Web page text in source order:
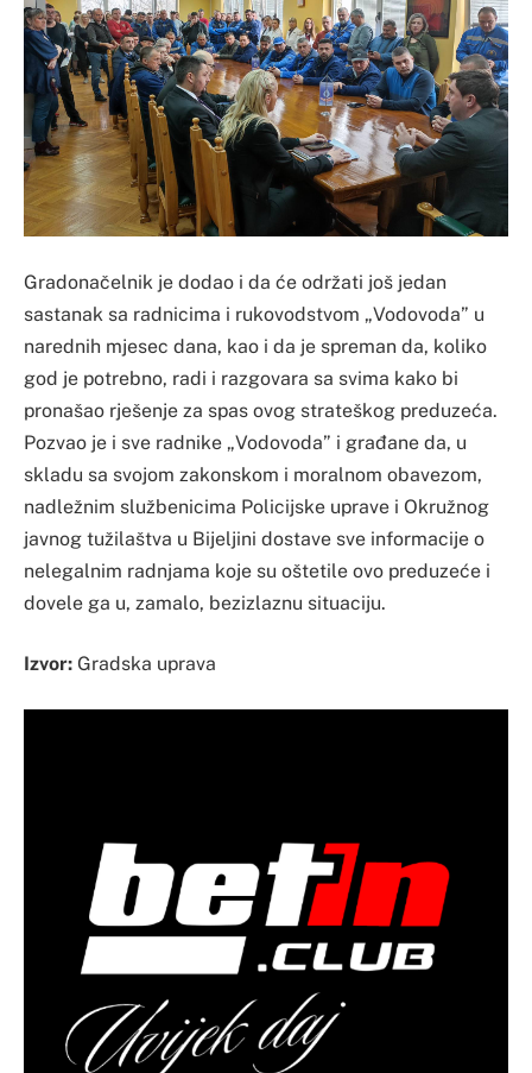
Gradonačelnik je dodao i da će održati još jedan
sastanak sa radnicima i rukovodstvom „Vodovoda” u
narednih mjesec dana, kao i da je spreman da, koliko
god je potrebno, radi i razgovara sa svima kako bi
pronašao rješenje za spas ovog strateškog preduzeća.
Pozvao je i sve radnike „Vodovoda” i građane da, u
skladu sa svojom zakonskom i moralnom obavezom,
nadležnim službenicima Policijske uprave i Okružnog
javnog tužilaštva u Bijeljini dostave sve informacije o
nelegalnim radnjama koje su oštetile ovo preduzeće i
dovele ga u, zamalo, bezizlaznu situaciju.
Izvor: Gradska uprava